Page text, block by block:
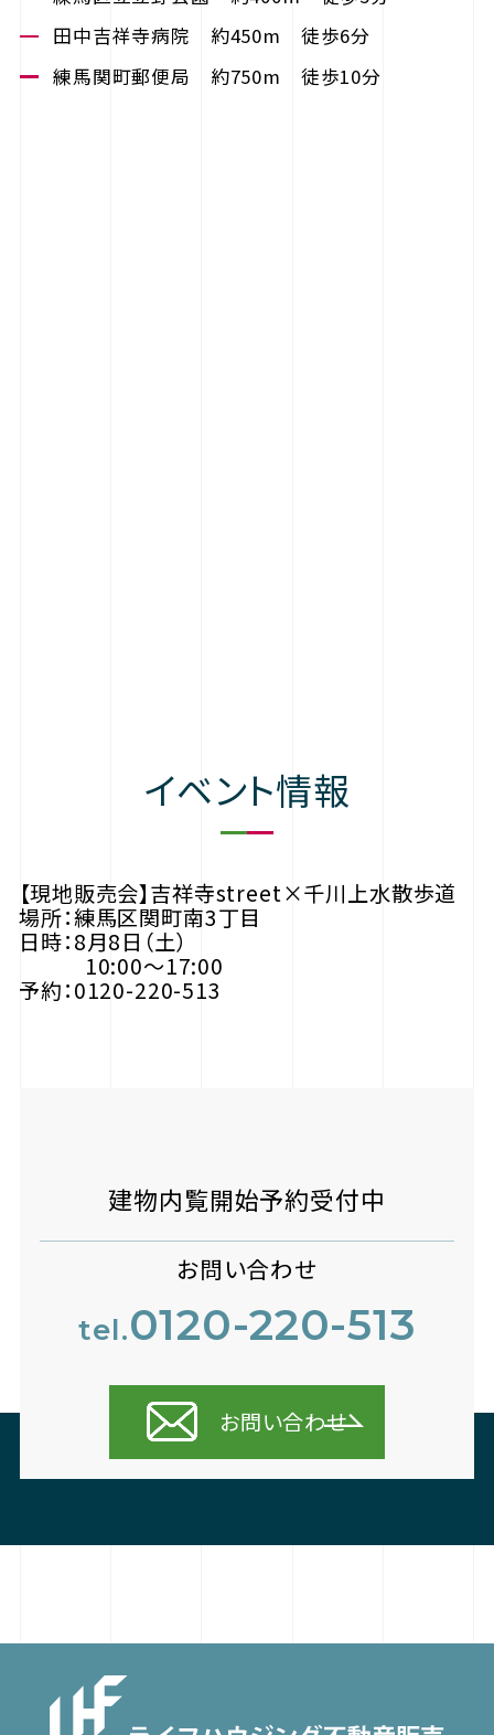
田中吉祥寺病院 約450m 徒歩6分
練馬関町郵便局 約750m 徒歩10分
イベント情報
【現地販売会】吉祥寺street×千川上水散歩道
場所：練馬区関町南3丁目
日時：8月8日（土）
10:00〜17:00
予約：0120-220-513
建物内覧開始予約受付中
お問い合わせ
tel.0120-220-513
お問い合わせ